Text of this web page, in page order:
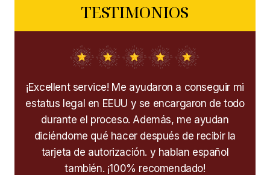
TESTIMONIOS
¡Excellent service! Me ayudaron a conseguir mi
estatus legal en EEUU y se encargaron de todo
durante el proceso. Además, me ayudan
diciéndome qué hacer después de recibir la
tarjeta de autorización. y hablan español
también. ¡100% recomendado!